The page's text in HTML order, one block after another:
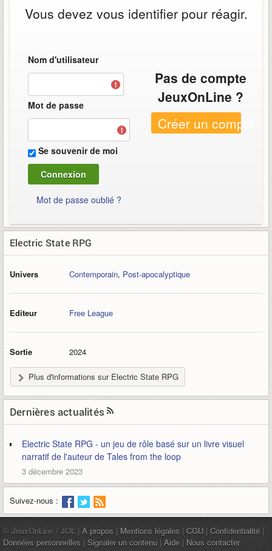
Vous devez vous identifier pour réagir.
Nom d'utilisateur
Mot de passe
Se souvenir de moi
Mot de passe oublié ?
Pas de compte
JeuxOnLine ?
Créer un compte
Electric State RPG
Univers Contemporain, Post-apocalyptique
Editeur Free League
Sortie 2024
Plus d'informations sur Electric State RPG
Dernières actualités
Electric State RPG - un jeu de rôle basé sur un livre visuel
narratif de l'auteur de Tales from the loop
3 décembre 2023
Suivez-nous :
© JeuxOnLine / JOL | À propos | Mentions légales | CGU | Confidentialité |
Données personnelles | Signaler un contenu | Aide | Nous contacter